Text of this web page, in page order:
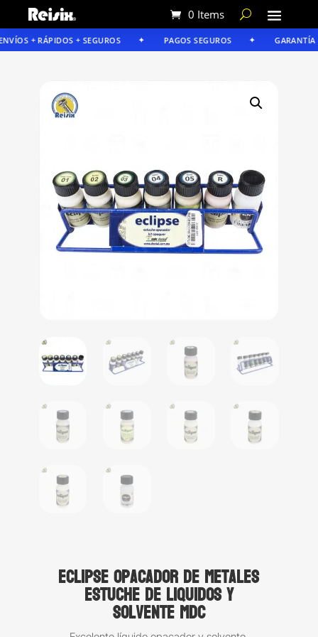
0 Items
+ RÁPIDOS + SEGUROS PAGOS SEGUROS GARANTÍA
Eclipse opacador de metales
estuche de liquidos y
solvente MDC